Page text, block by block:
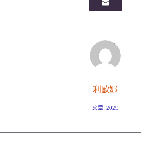
利歐娜
文章: 2029